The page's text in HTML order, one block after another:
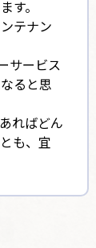
す。
テナン
サービス
ると思
ればどん
も、宜